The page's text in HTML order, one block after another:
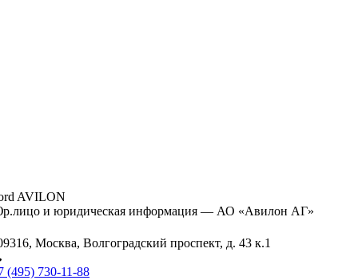
AVILON
и юридическая информация — АО «Авилон АГ»
Москва, Волгоградский проспект, д. 43 к.1
(495) 730-11-88